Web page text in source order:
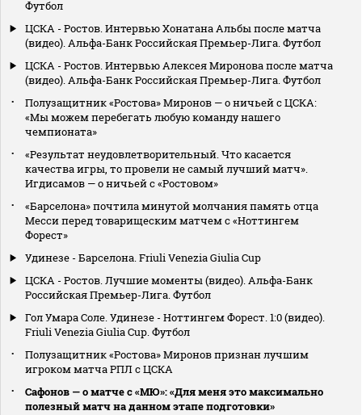
Футбол
ЦСКА - Ростов. Интервью Хонатана Альбы после матча
(видео). Альфа-Банк Российская Премьер-Лига. Футбол
ЦСКА - Ростов. Интервью Алексея Миронова после матча
(видео). Альфа-Банк Российская Премьер-Лига. Футбол
Полузащитник «Ростова» Миронов — о ничьей с ЦСКА:
«Мы можем перебегать любую команду нашего
чемпионата»
«Результат неудовлетворительный. Что касается
качества игры, то провели не самый лучший матч».
Игдисамов — о ничьей с «Ростовом»
«Барселона» почтила минутой молчания память отца
Месси перед товарищеским матчем с «Ноттингем
Форест»
Удинезе - Барселона. Friuli Venezia Giulia Cup
ЦСКА - Ростов. Лучшие моменты (видео). Альфа-Банк
Российская Премьер-Лига. Футбол
Гол Умара Соле. Удинезе - Ноттингем Форест. 1:0 (видео).
Friuli Venezia Giulia Cup. Футбол
Полузащитник «Ростова» Миронов признан лучшим
игроком матча РПЛ с ЦСКА
Сафонов — о матче с «МЮ»: «Для меня это максимально
полезный матч на данном этапе подготовки»